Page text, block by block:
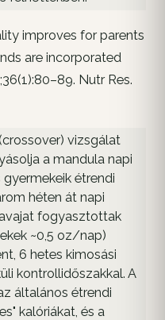
improves for parents
are incorporated
Nutr Res.
vizsgálat
a mandula napi
étrendi
héten át napi
fogyasztottak
~0,5 oz/nap)
6 hetes kimosási
kontrollidőszakkal. A
általános étrendi
kalóriákat, és a